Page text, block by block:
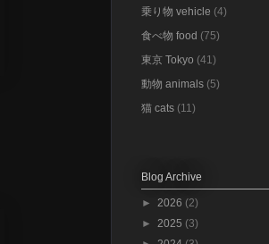
乗り物 vehicle (4)
食べ物 food (75)
東京 Tokyo (41)
動物 animals (5)
猫 cats (11)
Blog Archive
► 2026 (2)
► 2025 (3)